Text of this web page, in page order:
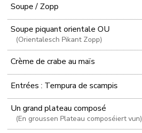
Soupe / Zopp
Soupe piquant orientale OU
(Orientalesch Pikant Zopp)
Crème de crabe au maïs
Entrées : Tempura de scampis
Un grand plateau composé
(En groussen Plateau composéiert vun)